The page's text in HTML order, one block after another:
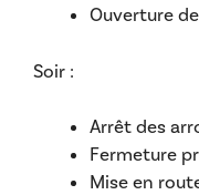
Ouverture
Soir :
Arrêt des
Fermeture
Mise en